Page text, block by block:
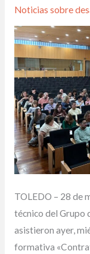
Noticias sobre
TOLEDO – 28 de
técnico del Grupo
asistieron ayer,
formativa
se
forma
en
contratación
pública
para
optimizar
la
gestión